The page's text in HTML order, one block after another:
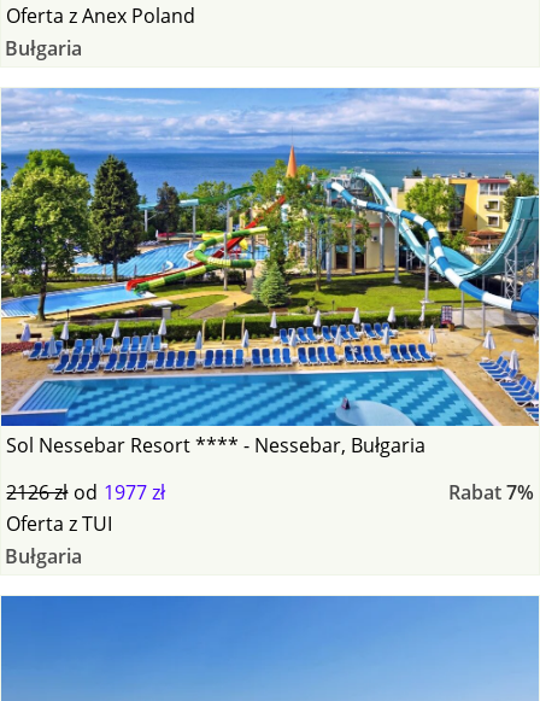
Oferta zAnex Poland
Bułgaria
Sol Nessebar Resort **** - Nessebar, Bułgaria
2126 zł od 1977 zł Rabat7%
Oferta zTUI
Bułgaria